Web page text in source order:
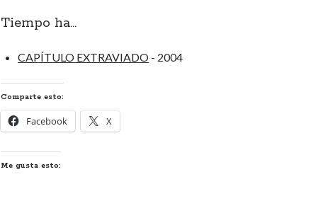
Tiempo ha...
CAPÍTULO EXTRAVIADO - 2004
Comparte esto:
Facebook X
Me gusta esto: